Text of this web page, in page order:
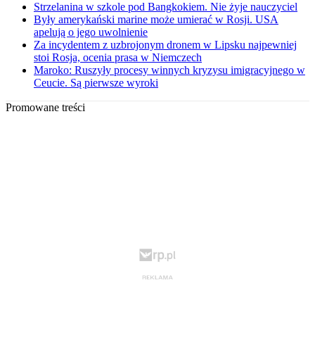
Strzelanina w szkole pod Bangkokiem. Nie żyje nauczyciel
Były amerykański marine może umierać w Rosji. USA
apelują o jego uwolnienie
Za incydentem z uzbrojonym dronem w Lipsku najpewniej
stoi Rosja, ocenia prasa w Niemczech
Maroko: Ruszyły procesy winnych kryzysu imigracyjnego w
Ceucie. Są pierwsze wyroki
Promowane treści